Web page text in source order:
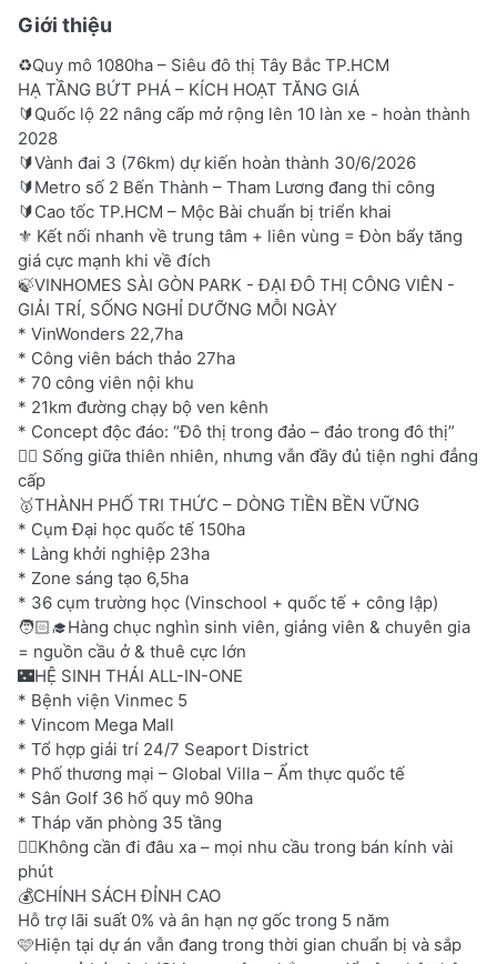
Giới thiệu
♻️Quy mô 1080ha – Siêu đô thị Tây Bắc TP.HCM
HẠ TẦNG BỨT PHÁ – KÍCH HOẠT TĂNG GIÁ
🔰Quốc lộ 22 nâng cấp mở rộng lên 10 làn xe - hoàn thành
2028
🔰Vành đai 3 (76km) dự kiến hoàn thành 30/6/2026
🔰Metro số 2 Bến Thành – Tham Lương đang thi công
🔰Cao tốc TP.HCM – Mộc Bài chuẩn bị triển khai
⚜️ Kết nối nhanh về trung tâm + liên vùng = Đòn bẩy tăng
giá cực mạnh khi về đích
🍃VINHOMES SÀI GÒN PARK - ĐẠI ĐÔ THỊ CÔNG VIÊN -
GIẢI TRÍ, SỐNG NGHỈ DƯỠNG MỖI NGÀY
* VinWonders 22,7ha
* Công viên bách thảo 27ha
* 70 công viên nội khu
* 21km đường chạy bộ ven kênh
* Concept độc đáo: “Đô thị trong đảo – đảo trong đô thị”
👉🏻 Sống giữa thiên nhiên, nhưng vẫn đầy đủ tiện nghi đẳng
cấp
🥇THÀNH PHỐ TRI THỨC – DÒNG TIỀN BỀN VỮNG
* Cụm Đại học quốc tế 150ha
* Làng khởi nghiệp 23ha
* Zone sáng tạo 6,5ha
* 36 cụm trường học (Vinschool + quốc tế + công lập)
🧑🏻‍🎓Hàng chục nghìn sinh viên, giảng viên & chuyên gia
= nguồn cầu ở & thuê cực lớn
🌃HỆ SINH THÁI ALL-IN-ONE
* Bệnh viện Vinmec 5
* Vincom Mega Mall
* Tổ hợp giải trí 24/7 Seaport District
* Phố thương mại – Global Villa – Ẩm thực quốc tế
* Sân Golf 36 hố quy mô 90ha
* Tháp văn phòng 35 tầng
👉🏻Không cần đi đâu xa – mọi nhu cầu trong bán kính vài
phút
💰CHÍNH SÁCH ĐỈNH CAO
Hỗ trợ lãi suất 0% và ân hạn nợ gốc trong 5 năm
🩷Hiện tại dự án vẫn đang trong thời gian chuẩn bị và sắp